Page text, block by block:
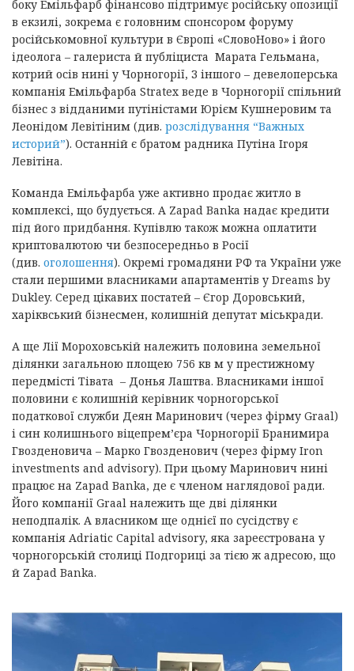
боку Емільфарб фінансово підтримує російську опозиції
в екзилі, зокрема є головним спонсором форуму
російськомовної культури в Європі «СловоНово» і його
ідеолога – галериста й публіциста Марата Гельмана,
котрий осів нині у Чорногорії, З іншого – девелоперська
компанія Емільфарба Stratex веде в Чорногорії спільний
бізнес з відданими путіністами Юрієм Кушнеровим та
Леонідом Левітіним (див. розслідування “Важных
историй”). Останній є братом радника Путіна Ігоря
Левітіна.
Команда Емільфарба уже активно продає житло в
комплексі, що будується. А Zapad Banka надає кредити
під його придбання. Купівлю також можна оплатити
криптовалютою чи безпосередньо в Росії
(див. оголошення). Окремі громадяни РФ та України уже
стали першими власниками апартаментів у Dreams by
Dukley. Серед цікавих постатей – Єгор Доровський,
харіквський бізнесмен, колишній депутат міськради.
А ще Лії Мороховській належить половина земельної
ділянки загальною площею 756 кв м у престижному
передмісті Тівата – Донья Лаштва. Власниками іншої
половини є колишній керівник чорногорської
податкової служби Деян Маринович (через фірму Graal)
і син колишнього віцепрем’єра Чорногорії Бранимира
Гвозденовича – Марко Гвозденович (через фірму Iron
investments and advisory). При цьому Маринович нині
працює на Zapad Banka, де є членом наглядової ради.
Його компанії Graal належить ще дві ділянки
неподпалік. А власником ще однієї по сусідству є
компанія Adriatic Capital advisory, яка зареєстрована у
чорногорській столиці Подгориці за тією ж адресою, що
й Zapad Banka.